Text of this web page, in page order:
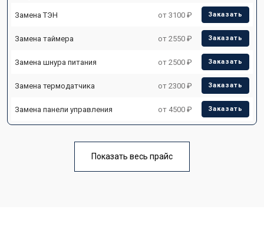
Замена ТЭН от 3100 ₽ Заказать
Замена таймера от 2550 ₽ Заказать
Замена шнура питания от 2500 ₽ Заказать
Замена термодатчика от 2300 ₽ Заказать
Замена панели управления от 4500 ₽ Заказать
Показать весь прайс